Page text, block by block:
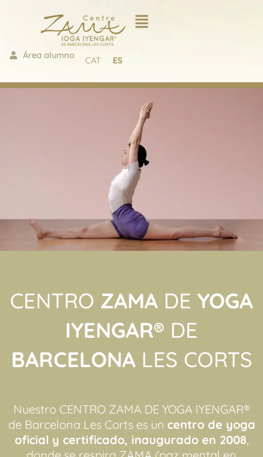
Área alumno CAT ES
CENTRO ZAMA DE YOGA
IYENGAR® DE
BARCELONALES CORTS
Nuestro CENTRO ZAMA DE YOGA IYENGAR®
de Barcelona Les Corts es un centro de yoga
oficial y certificado, inaugurado en 2008